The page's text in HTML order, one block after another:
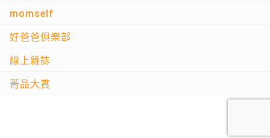
momself
好爸爸俱樂部
線上雜誌
菁品大賞